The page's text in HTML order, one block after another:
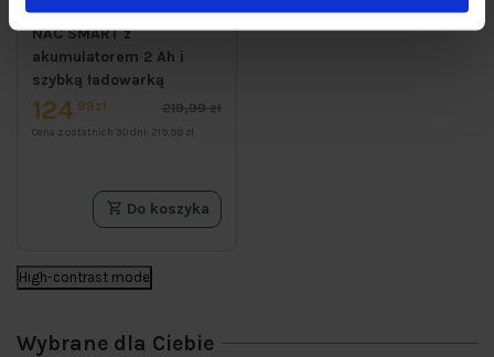
akumulatorowa z udarem
NAC SMART z
akumulatorem 2 Ah i
szybką ładowarką
124 99zł 219,99 zł
Cena z ostatnich 30 dni: 219,99 zł
Do koszyka
High-contrast mode
Wybrane dla Ciebie